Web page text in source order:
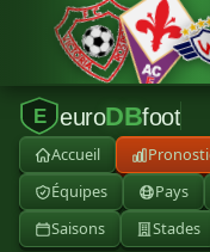
E euroDBfoot
Accueil
Équipes
Pays
Saisons
Stades